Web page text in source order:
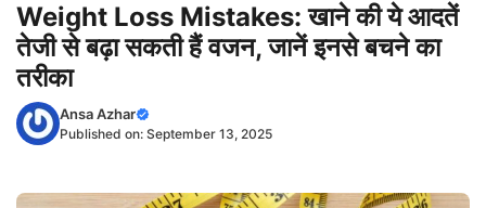
Weight Loss Mistakes: खाने की ये आदतें
तेजी से बढ़ा सकती हैं वजन, जानें इनसे बचने का
तरीका
Ansa Azhar
Published on: September 13, 2025